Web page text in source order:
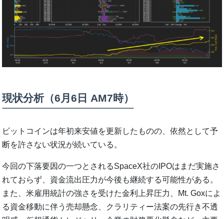
現状分析（6月6日 AM7時）
ビットコインは年初来安値を更新したものの、依然として予
断を許さない状況が続いている。
今回の下落要因の一つとされるSpaceX社のIPOはまだ実施さ
れておらず、資金流出圧力が今後も継続する可能性がある。
また、米雇用統計の強さを受けた金利上昇圧力、Mt. Goxによ
る資金移動に伴う売却懸念、クラリティー法案の先行き不透